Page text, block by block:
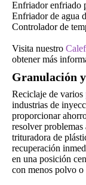
Enfriador enfriado
Enfriador de agua
Controlador de
Visita nuestro
obtener más
Granulación
Reciclaje de varios
industrias de
proporcionar
resolver
trituradora de
recuperación
en una posición
con menos polvo